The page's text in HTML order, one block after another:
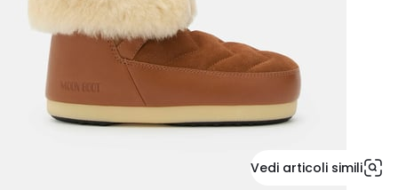
Vedi articoli simili